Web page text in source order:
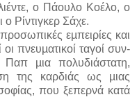
ο Πάουλο Κοέλο, ο
Ρίντιγκερ Σάχε.
εµπειρίες και
πνευµατικοί ταγοί συν-
µια πολυδιάστατη,
της καρδιάς ως µιας
που ξεπερνά κατά